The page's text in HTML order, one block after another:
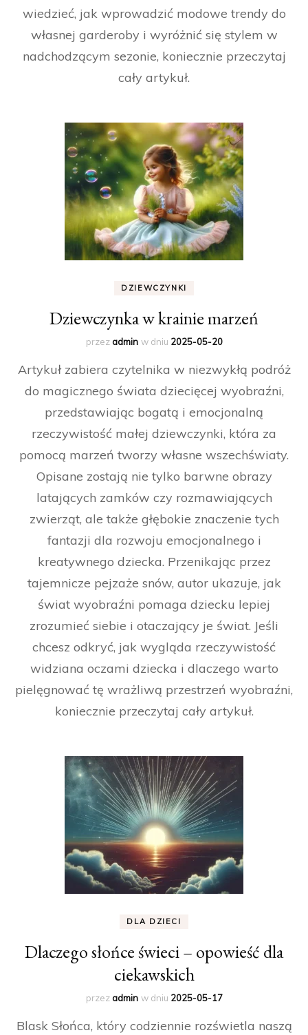
wiedzieć, jak wprowadzić modowe trendy do
własnej garderoby i wyróżnić się stylem w
nadchodzącym sezonie, koniecznie przeczytaj
cały artykuł.
DZIEWCZYNKI
Dziewczynka w krainie marzeń
przezadmin w dniu 2025-05-20
Artykuł zabiera czytelnika w niezwykłą podróż
do magicznego świata dziecięcej wyobraźni,
przedstawiając bogatą i emocjonalną
rzeczywistość małej dziewczynki, która za
pomocą marzeń tworzy własne wszechświaty.
Opisane zostają nie tylko barwne obrazy
latających zamków czy rozmawiających
zwierząt, ale także głębokie znaczenie tych
fantazji dla rozwoju emocjonalnego i
kreatywnego dziecka. Przenikając przez
tajemnicze pejzaże snów, autor ukazuje, jak
świat wyobraźni pomaga dziecku lepiej
zrozumieć siebie i otaczający je świat. Jeśli
chcesz odkryć, jak wygląda rzeczywistość
widziana oczami dziecka i dlaczego warto
pielęgnować tę wrażliwą przestrzeń wyobraźni,
koniecznie przeczytaj cały artykuł.
DLA DZIECI
Dlaczego słońce świeci – opowieść dla
ciekawskich
przezadmin w dniu 2025-05-17
Blask Słońca, który codziennie rozświetla naszą